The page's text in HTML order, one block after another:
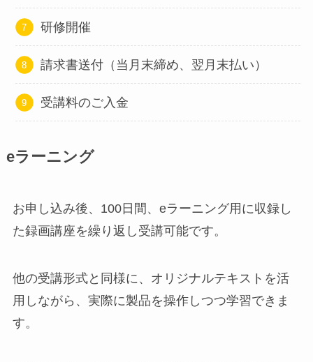
研修開催
請求書送付（当月末締め、翌月末払い）
受講料のご入金
eラーニング
お申し込み後、100日間、eラーニング用に収録し
た録画講座を繰り返し受講可能です。
他の受講形式と同様に、オリジナルテキストを活
用しながら、実際に製品を操作しつつ学習できま
す。